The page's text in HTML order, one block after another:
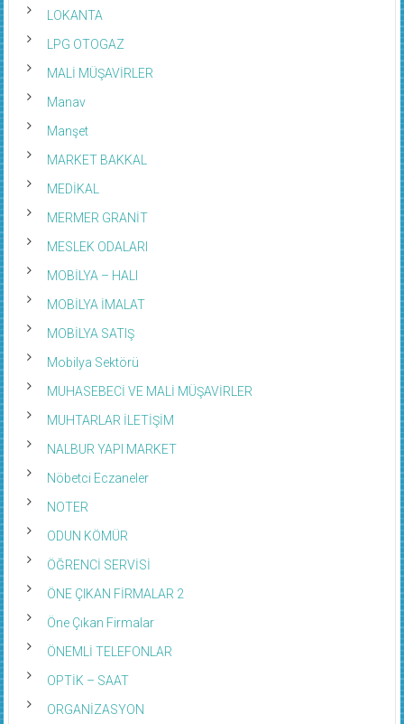
LOKANTA
LPG OTOGAZ
MALİ MÜŞAVİRLER
Manav
Manşet
MARKET BAKKAL
MEDİKAL
MERMER GRANİT
MESLEK ODALARI
MOBİLYA – HALI
MOBİLYA İMALAT
MOBİLYA SATIŞ
Mobilya Sektörü
MUHASEBECİ VE MALİ MÜŞAVİRLER
MUHTARLAR İLETİŞİM
NALBUR YAPI MARKET
Nöbetci Eczaneler
NOTER
ODUN KÖMÜR
ÖĞRENCİ SERVİSİ
ÖNE ÇIKAN FİRMALAR 2
Öne Çıkan Firmalar
ÖNEMLİ TELEFONLAR
OPTİK – SAAT
ORGANİZASYON